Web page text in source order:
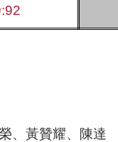
、黃贊耀、陳達